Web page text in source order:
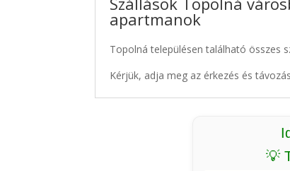
apartmanok
Topolná településen található összes
Kérjük, adja meg az érkezés és
💡